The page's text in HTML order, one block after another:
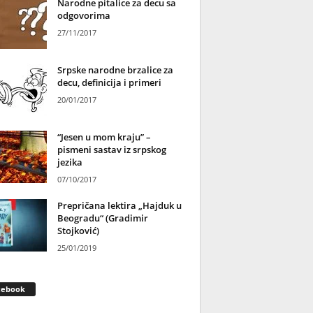
Narodne pitalice za decu sa
odgovorima
27/11/2017
Srpske narodne brzalice za
decu, definicija i primeri
20/01/2017
“Jesen u mom kraju” –
pismeni sastav iz srpskog
jezika
07/10/2017
Prepričana lektira „Hajduk u
Beogradu“ (Gradimir
Stojković)
25/01/2019